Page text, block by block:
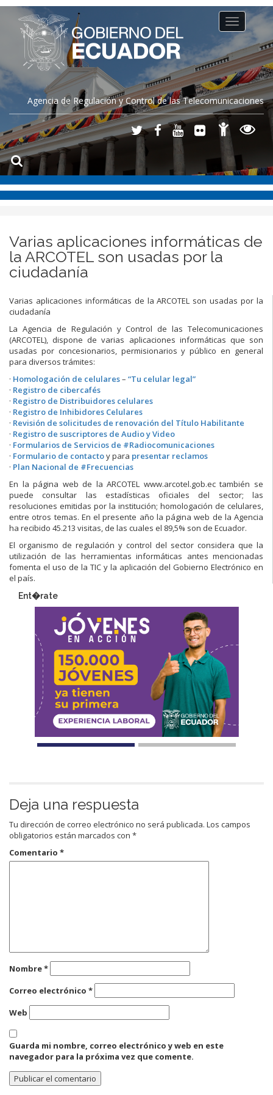
Agencia de Regulación y Control de las Telecomunicaciones
Toggle
navigation
Varias aplicaciones informáticas de
la ARCOTEL son usadas por la
ciudadanía
Varias aplicaciones informáticas de la ARCOTEL son usadas por la
ciudadanía
La Agencia de Regulación y Control de las Telecomunicaciones
(ARCOTEL), dispone de varias aplicaciones informáticas que son
usadas por concesionarios, permisionarios y público en general
para diversos trámites:
· Homologación de celulares– “Tu celular legal”
· Registro de cibercafés
· Registro de Distribuidores celulares
· Registro de Inhibidores Celulares
· Revisión de solicitudes de renovación del Título Habilitante
· Registro de suscriptores de Audio y Video
· Formularios de Servicios de #Radiocomunicaciones
· Formulario de contactoy para presentar reclamos
· Plan Nacional de #Frecuencias
En la página web de la ARCOTEL www.arcotel.gob.ec también se
puede consultar las estadísticas oficiales del sector; las
resoluciones emitidas por la institución; homologación de celulares,
entre otros temas. En el presente año la página web de la Agencia
ha recibido 45.213 visitas, de las cuales el 89,5% son de Ecuador.
El organismo de regulación y control del sector considera que la
utilización de las herramientas informáticas antes mencionadas
fomenta el uso de la TIC y la aplicación del Gobierno Electrónico en
el país.
Ent�rate
Deja una respuesta
Tu dirección de correo electrónico no será publicada. Los campos
obligatorios están marcados con *
Comentario *
Nombre*
Correo electrónico *
Web
Guarda mi nombre, correo electrónico y web en este
navegador para la próxima vez que comente.